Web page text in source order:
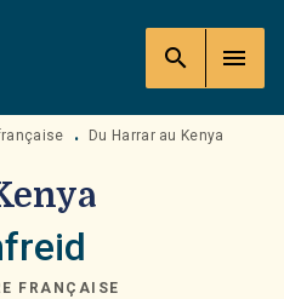
search menu
• Du Harrar au Kenya
FRANÇAISE